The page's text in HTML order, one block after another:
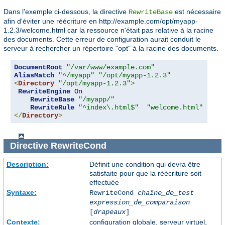
Dans l'exemple ci-dessous, la directive RewriteBase est nécessaire
afin d'éviter une réécriture en http://example.com/opt/myapp-
1.2.3/welcome.html car la ressource n'était pas relative à la racine
des documents. Cette erreur de configuration aurait conduit le
serveur à rechercher un répertoire "opt" à la racine des documents.
DocumentRoot
"/var/www/example.com"
AliasMatch
"^/myapp"
"/opt/myapp-1.2.3"
<Directory "/opt/myapp-1.2.3">
RewriteEngine On
RewriteBase
"/myapp/"
RewriteRule
"^index\.html$"
"welcome.html"
</Directory>
Directive RewriteCond
Description:
Définit une condition qui devra être
satisfaite pour que la réécriture soit
effectuée
Syntaxe:
RewriteCond chaîne_de_test
expression_de_comparaison
[drapeaux]
Contexte:
configuration globale, serveur virtuel,